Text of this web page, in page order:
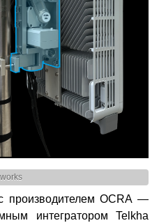
производителем OCRA —
интегратором Telkha